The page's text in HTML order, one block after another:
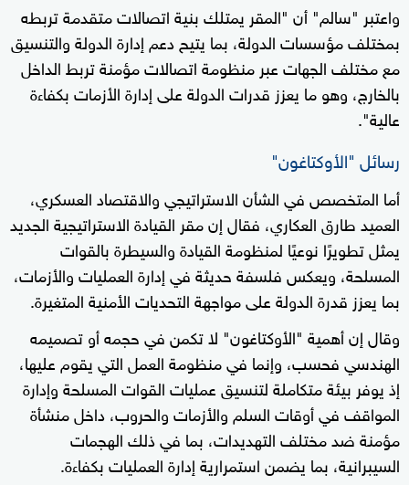
واعتبر "سالم" أن "المقر يمتلك بنية اتصالات متقدمة تربطه
بمختلف مؤسسات الدولة، بما يتيح دعم إدارة الدولة والتنسيق
مع مختلف الجهات عبر منظومة اتصالات مؤمنة تربط الداخل
بالخارج، وهو ما يعزز قدرات الدولة على إدارة الأزمات بكفاءة
عالية".
رسائل "الأوكتاغون"
أما المتخصص في الشأن الاستراتيجي والاقتصاد العسكري،
العميد طارق العكاري، فقال إن مقر القيادة الاستراتيجية الجديد
يمثل تطويرًا نوعيًا لمنظومة القيادة والسيطرة بالقوات
المسلحة، ويعكس فلسفة حديثة في إدارة العمليات والأزمات،
بما يعزز قدرة الدولة على مواجهة التحديات الأمنية المتغيرة.
وقال إن أهمية "الأوكتاغون" لا تكمن في حجمه أو تصميمه
الهندسي فحسب، وإنما في منظومة العمل التي يقوم عليها،
إذ يوفر بيئة متكاملة لتنسيق عمليات القوات المسلحة وإدارة
المواقف في أوقات السلم والأزمات والحروب، داخل منشأة
مؤمنة ضد مختلف التهديدات، بما في ذلك الهجمات
السيبرانية، بما يضمن استمرارية إدارة العمليات بكفاءة.